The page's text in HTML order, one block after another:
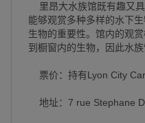
里昂大水族馆既有趣又
能够观赏多种多样的水下
生物的重要性。馆内的观
到橱窗内的生物，因此水
票价：持有Lyon City
地址：7 rue Stephane